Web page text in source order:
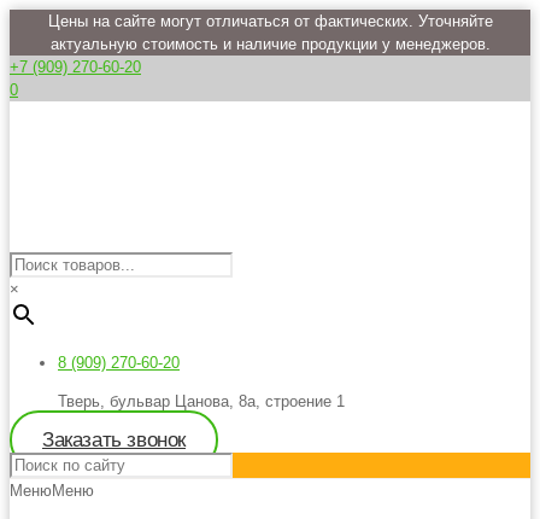
Цены на сайте могут отличаться от фактических. Уточняйте
актуальную стоимость и наличие продукции у менеджеров.
+7 (909) 270-60-20
0
×
8 (909) 270-60-20
Тверь, бульвар Цанова, 8а, строение 1
Заказать звонок
МенюМеню